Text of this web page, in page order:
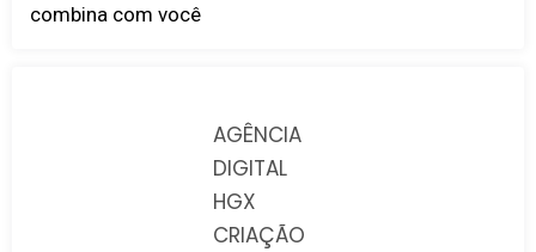
combina com você
AGÊNCIA
DIGITAL
HGX
CRIAÇÃO